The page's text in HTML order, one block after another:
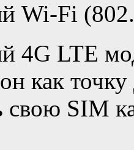
Wi-Fi
4G LTE
как
свою SIM